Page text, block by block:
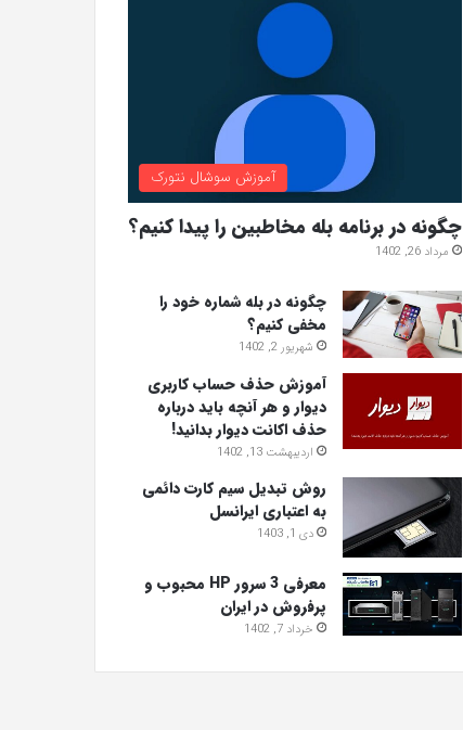
آموزش سوشال نتورک
چگونه در برنامه بله مخاطبین را پیدا کنیم؟
مرداد 26, 1402
چگونه در بله شماره خود را
مخفی کنیم؟
شهریور 2, 1402
آموزش حذف حساب کاربری
دیوار و هر آنچه باید درباره
حذف اکانت دیوار بدانید!
اردیبهشت 13, 1402
روش تبدیل سیم کارت دائمی
به اعتباری ایرانسل
دی 1, 1403
معرفی 3 سرور HP محبوب و
پرفروش در ایران
خرداد 7, 1402